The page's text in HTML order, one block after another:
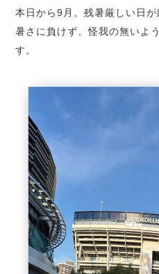
本日から9月。残暑厳しい日が
暑さに負けず、怪我の無いよ
す。